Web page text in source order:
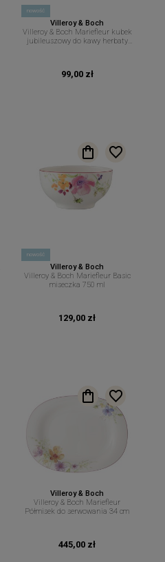
nowość
Villeroy & Boch
Villeroy & Boch Mariefleur kubek
jubileuszowy do kawy herbaty
99,00 zł
nowość
Villeroy & Boch
Villeroy & Boch Mariefleur Basic
miseczka 750 ml
129,00 zł
Villeroy & Boch
Villeroy & Boch Mariefleur
Półmisek do serwowania 34 cm
445,00 zł